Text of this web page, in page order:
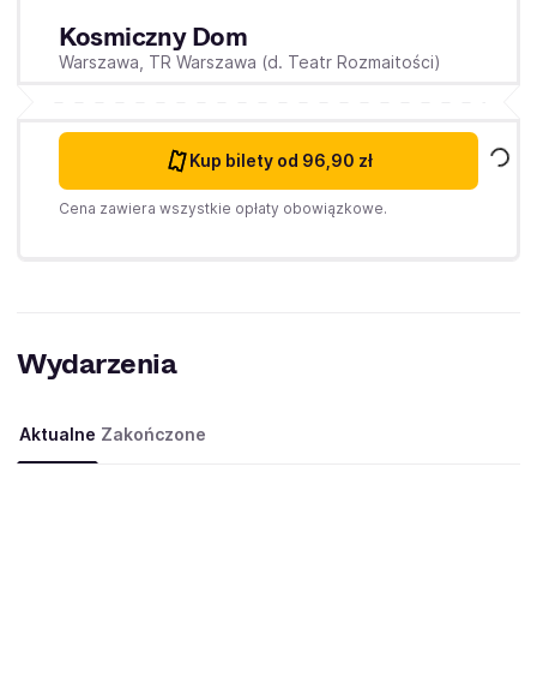
Kosmiczny Dom
Warszawa, TR Warszawa (d. Teatr Rozmaitości)
Kup bilety od 96,90 zł
Cena zawiera wszystkie opłaty obowiązkowe.
Wydarzenia
Aktualne Zakończone